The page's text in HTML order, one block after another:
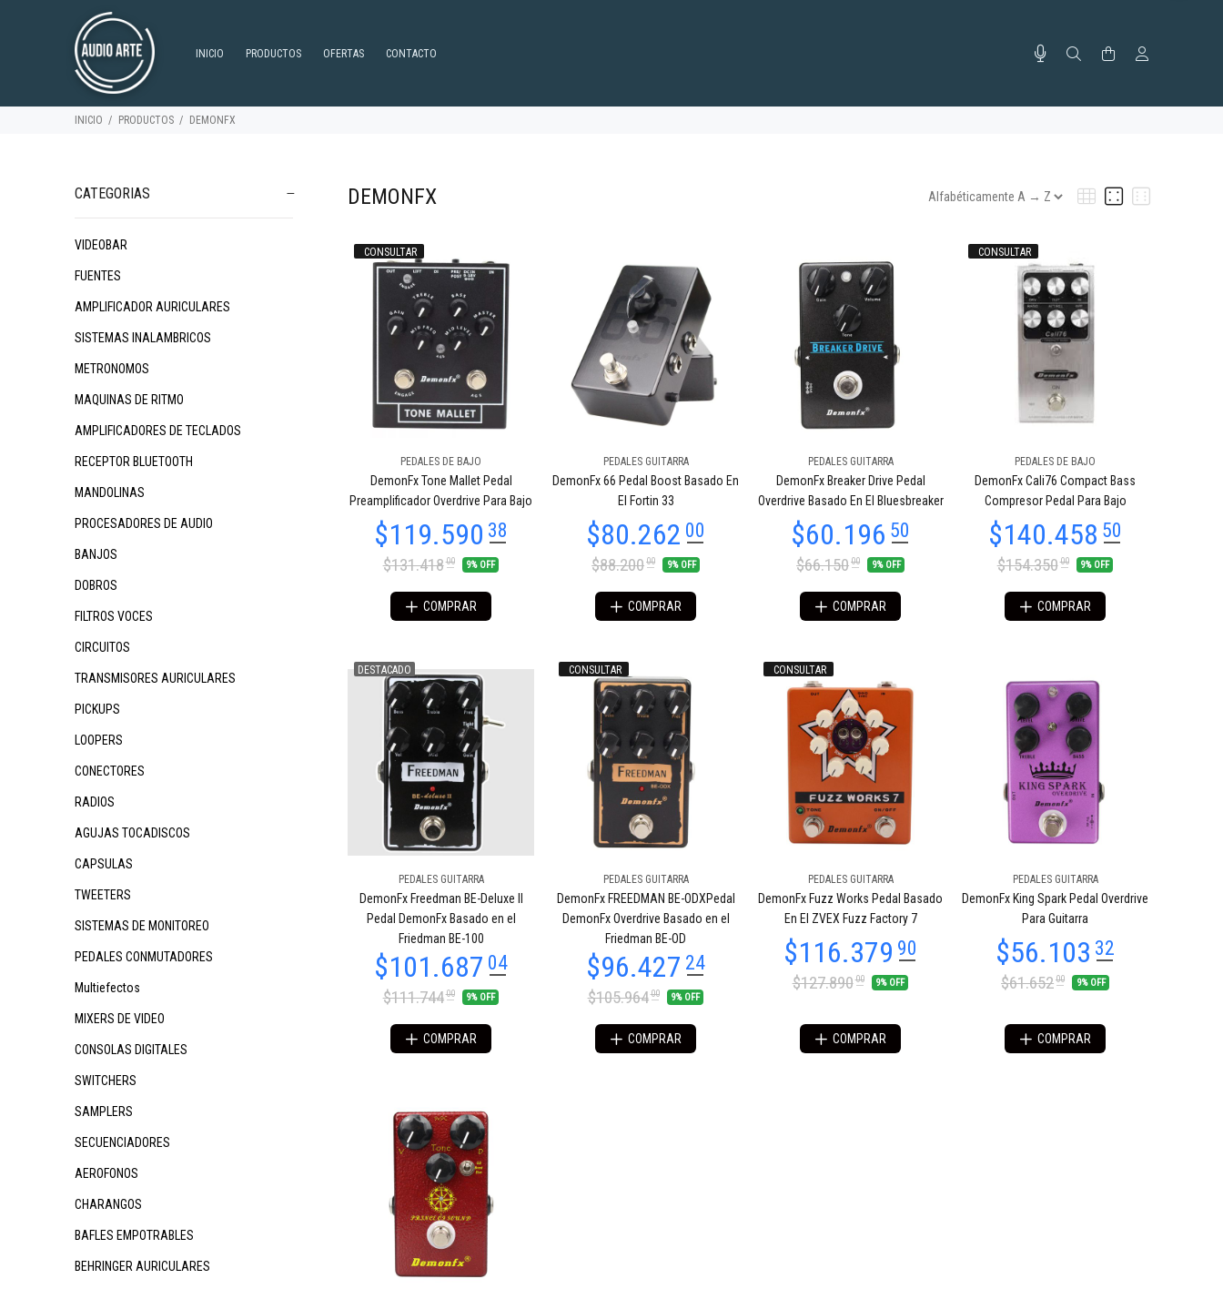
INICIO PRODUCTOS OFERTAS CONTACTO
INICIO PRODUCTOS DEMONFX
CATEGORIAS
VIDEOBAR
FUENTES
AMPLIFICADOR AURICULARES
SISTEMAS INALAMBRICOS
METRONOMOS
MAQUINAS DE RITMO
AMPLIFICADORES DE TECLADOS
RECEPTOR BLUETOOTH
MANDOLINAS
PROCESADORES DE AUDIO
BANJOS
DOBROS
FILTROS VOCES
CIRCUITOS
TRANSMISORES AURICULARES
PICKUPS
LOOPERS
CONECTORES
RADIOS
AGUJAS TOCADISCOS
CAPSULAS
TWEETERS
SISTEMAS DE MONITOREO
PEDALES CONMUTADORES
Multiefectos
MIXERS DE VIDEO
CONSOLAS DIGITALES
SWITCHERS
SAMPLERS
SECUENCIADORES
AEROFONOS
CHARANGOS
BAFLES EMPOTRABLES
BEHRINGER AURICULARES
DEMONFX
CONSULTAR
PEDALES DE BAJO
DemonFx Tone Mallet Pedal
Preamplificador Overdrive Para Bajo
$131.41800 9% OFF
COMPRAR
PEDALES GUITARRA
DemonFx 66 Pedal Boost Basado En
El Fortin 33
$88.20000 9% OFF
COMPRAR
PEDALES GUITARRA
DemonFx Breaker Drive Pedal
Overdrive Basado En El Bluesbreaker
$60.19650
$66.15000 9% OFF
COMPRAR
CONSULTAR
PEDALES DE BAJO
DemonFx Cali76 Compact Bass
Compresor Pedal Para Bajo
$140.458
$154.35000 9% OFF
COMPRAR
DESTACADO
PEDALES GUITARRA
DemonFx Freedman BE-Deluxe II
Pedal DemonFx Basado en el
Friedman BE-100
$111.74400 9% OFF
COMPRAR
CONSULTAR
PEDALES GUITARRA
DemonFx FREEDMAN BE-ODXPedal
DemonFx Overdrive Basado en el
Friedman BE-OD
$105.96400 9% OFF
COMPRAR
CONSULTAR
PEDALES GUITARRA
DemonFx Fuzz Works Pedal Basado
En El ZVEX Fuzz Factory 7
$116.379 90
$127.89000 9% OFF
COMPRAR
PEDALES GUITARRA
DemonFx King Spark Pedal Overdrive
Para Guitarra
$56.103 32
$61.65200 9% OFF
COMPRAR